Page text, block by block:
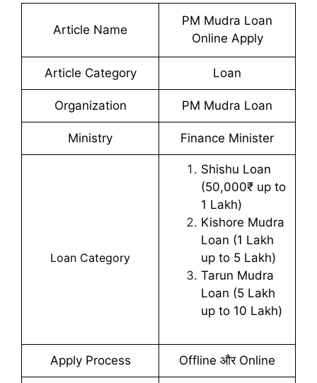
Article Name
PM Mudra Loan
Online Apply
Article Category Loan
Organization PM Mudra Loan
Ministry Finance Minister
Loan Category
Shishu Loan
(50,000₹ up to
1 Lakh)
Kishore Mudra
Loan (1 Lakh
up to 5 Lakh)
Tarun Mudra
Loan (5 Lakh
up to 10 Lakh)
Apply Process Offline और Online